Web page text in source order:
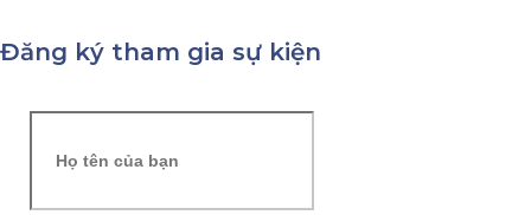
Đăng ký tham gia sự kiện